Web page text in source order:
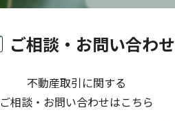
ご相談・お問い合わせ
不動産取引に関する
ご相談・お問い合わせはこちら